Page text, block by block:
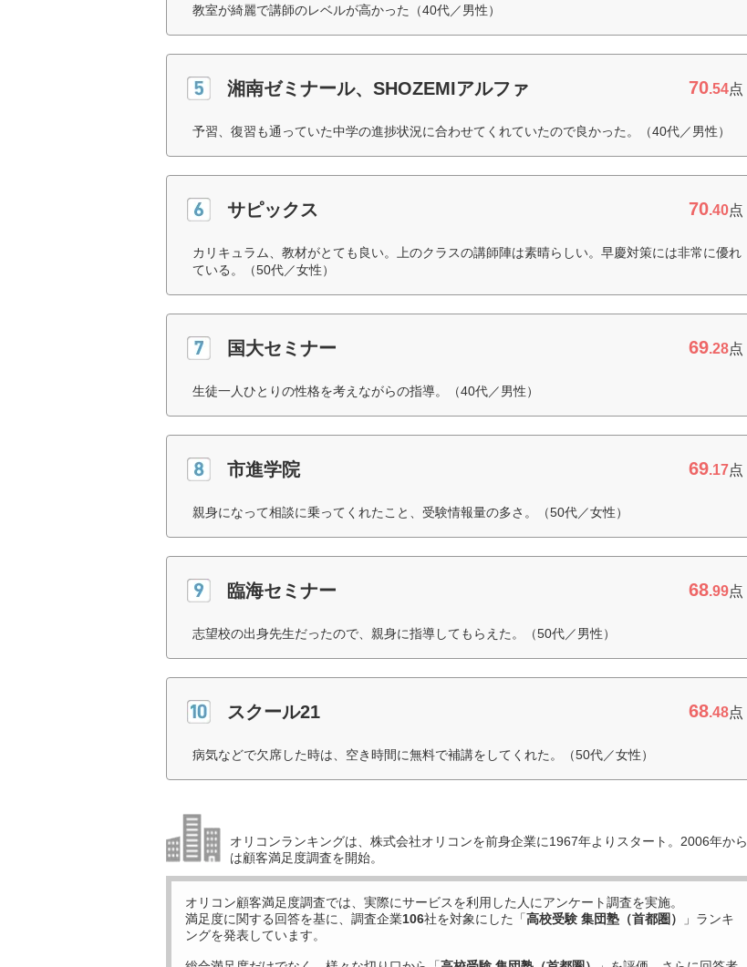
教室が綺麗で講師のレベルが高かった（40代／男性）
湘南ゼミナール、SHOZEMIアルファ 70.54点
予習、復習も通っていた中学の進捗状況に合わせてくれていたので良かった。（40代／男性）
サピックス 70.40点
カリキュラム、教材がとても良い。上のクラスの講師陣は素晴らしい。早慶対策には非常に優れ
ている。（50代／女性）
国大セミナー 69.28点
生徒一人ひとりの性格を考えながらの指導。（40代／男性）
市進学院 69.17点
親身になって相談に乗ってくれたこと、受験情報量の多さ。（50代／女性）
臨海セミナー 68.99点
志望校の出身先生だったので、親身に指導してもらえた。（50代／男性）
スクール21 68.48点
病気などで欠席した時は、空き時間に無料で補講をしてくれた。（50代／女性）
オリコンランキングは、株式会社オリコンを前身企業に1967年よりスタート。2006年から
は顧客満足度調査を開始。
オリコン顧客満足度調査では、実際にサービスを利用した 人にアンケート調査を実施。
満足度に関する回答を基に、調査企業106社を対象にした「高校受験 集団塾（首都圏）
」ランキ
ングを発表しています。